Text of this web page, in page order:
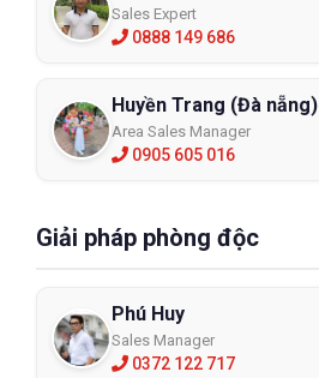
Sales Expert
0888 149 686
Huyền Trang (Đà nẵng)
Area Sales Manager
0905 605 016
Giải pháp phòng độc
Phú Huy
Sales Manager
0372 122 717